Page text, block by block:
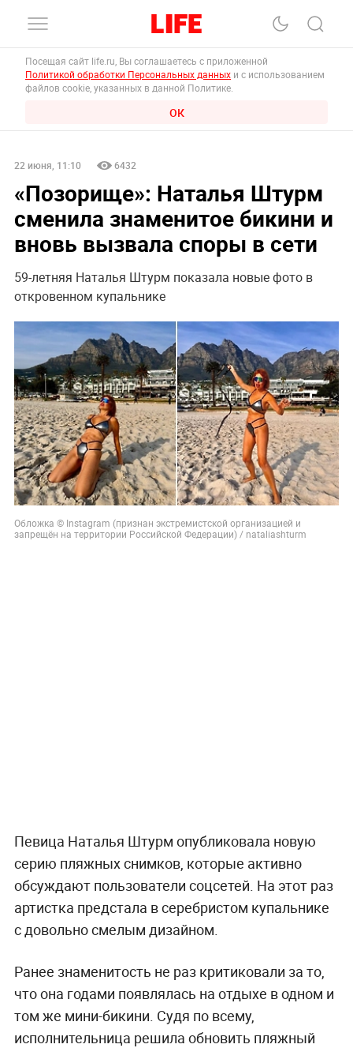
Посещая сайт life.ru, Вы соглашаетесь с приложенной
Политикой обработки Персональных данных и с использованием
файлов cookie, указанных в данной Политике.
ОК
22 июня, 11:10 6432
«Позорище»: Наталья Штурм
сменила знаменитое бикини и
вновь вызвала споры в сети
59-летняя Наталья Штурм показала новые фото в
откровенном купальнике
Обложка © Instagram (признан экстремистской организацией и
запрещён на территории Российской Федерации) / nataliashturm
Певица Наталья Штурм опубликовала новую
серию пляжных снимков, которые активно
обсуждают пользователи соцсетей. На этот раз
артистка предстала в серебристом купальнике
с довольно смелым дизайном.
Ранее знаменитость не раз критиковали за то,
что она годами появлялась на отдыхе в одном и
том же мини-бикини. Судя по всему,
исполнительница решила обновить пляжный